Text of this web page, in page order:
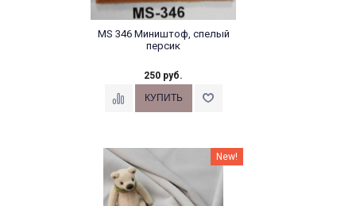
MS 346 Миништоф, спелый
персик
250 руб.
New!